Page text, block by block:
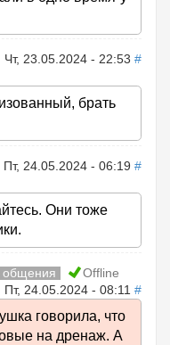
Чт, 23.05.2024 - 22:53 #
брать
Пт, 24.05.2024 - 06:19 #
Они тоже
общения
Offline
Пт, 24.05.2024 - 08:11 #
говорила, что
на дренаж. А